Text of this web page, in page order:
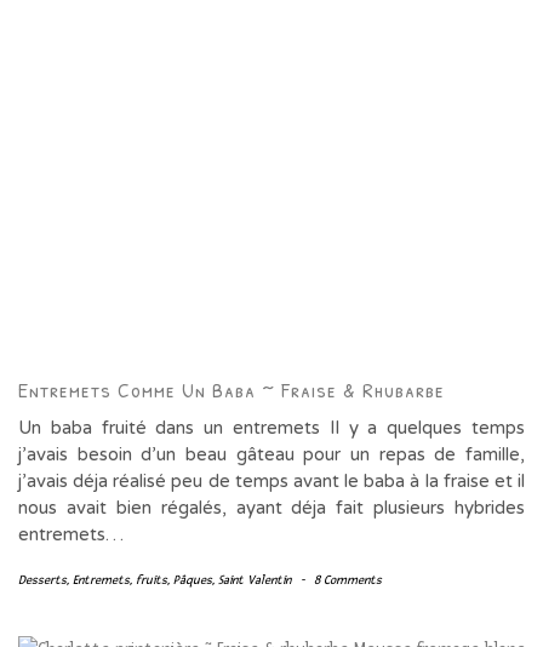
Entremets Comme Un Baba ~ Fraise & Rhubarbe
Un baba fruité dans un entremets Il y a quelques temps
j’avais besoin d’un beau gâteau pour un repas de famille,
j’avais déja réalisé peu de temps avant le baba à la fraise et il
nous avait bien régalés, ayant déja fait plusieurs hybrides
entremets…
Desserts, Entremets, fruits, Pâques, Saint Valentin - 8 Comments